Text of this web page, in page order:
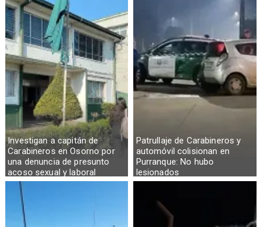
Investigan a capitán de
Carabineros en Osorno por
una denuncia de presunto
acoso sexual y laboral
Patrullaje de Carabineros y
automóvil colisionan en
Purranque: No hubo
lesionados